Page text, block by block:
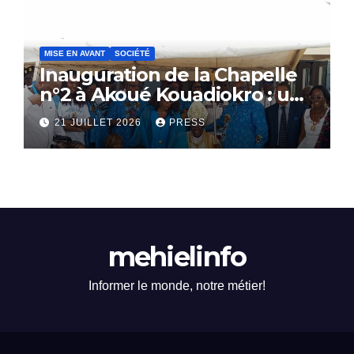
MISE EN AVANT SOCIÉTÉ
Inauguration de la Chapelle
n°2 à Akoué Kouadiokro : un
hommage vibrant au
Professeur YAO-DJE
Christophe
21 JUILLET 2026 PRESS
mehielinfo
Informer le monde, notre métier!